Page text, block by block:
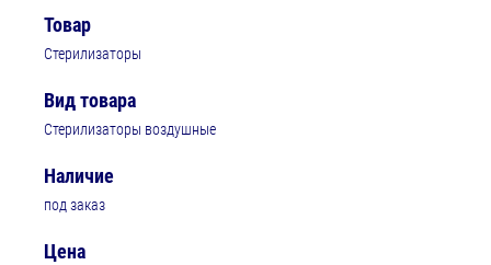
Товар
Стерилизаторы
Вид товара
Стерилизаторы воздушные
Наличие
под заказ
Цена